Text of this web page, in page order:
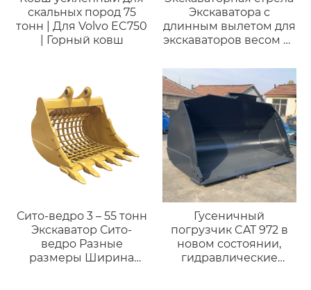
скальных пород 75
тонн | Для Volvo EC750
| Горный ковш
Экскаватора с
длинным вылетом для
экскаваторов весом от
CAT308/Komatsu
PC80/Hitachi ZX85
Сито-ведро 3 – 55 тонн
Экскаватор Сито-
ведро Разные
размеры Ширина
Гусеничный
погрузчик CAT 972 в
новом состоянии,
гидравлические